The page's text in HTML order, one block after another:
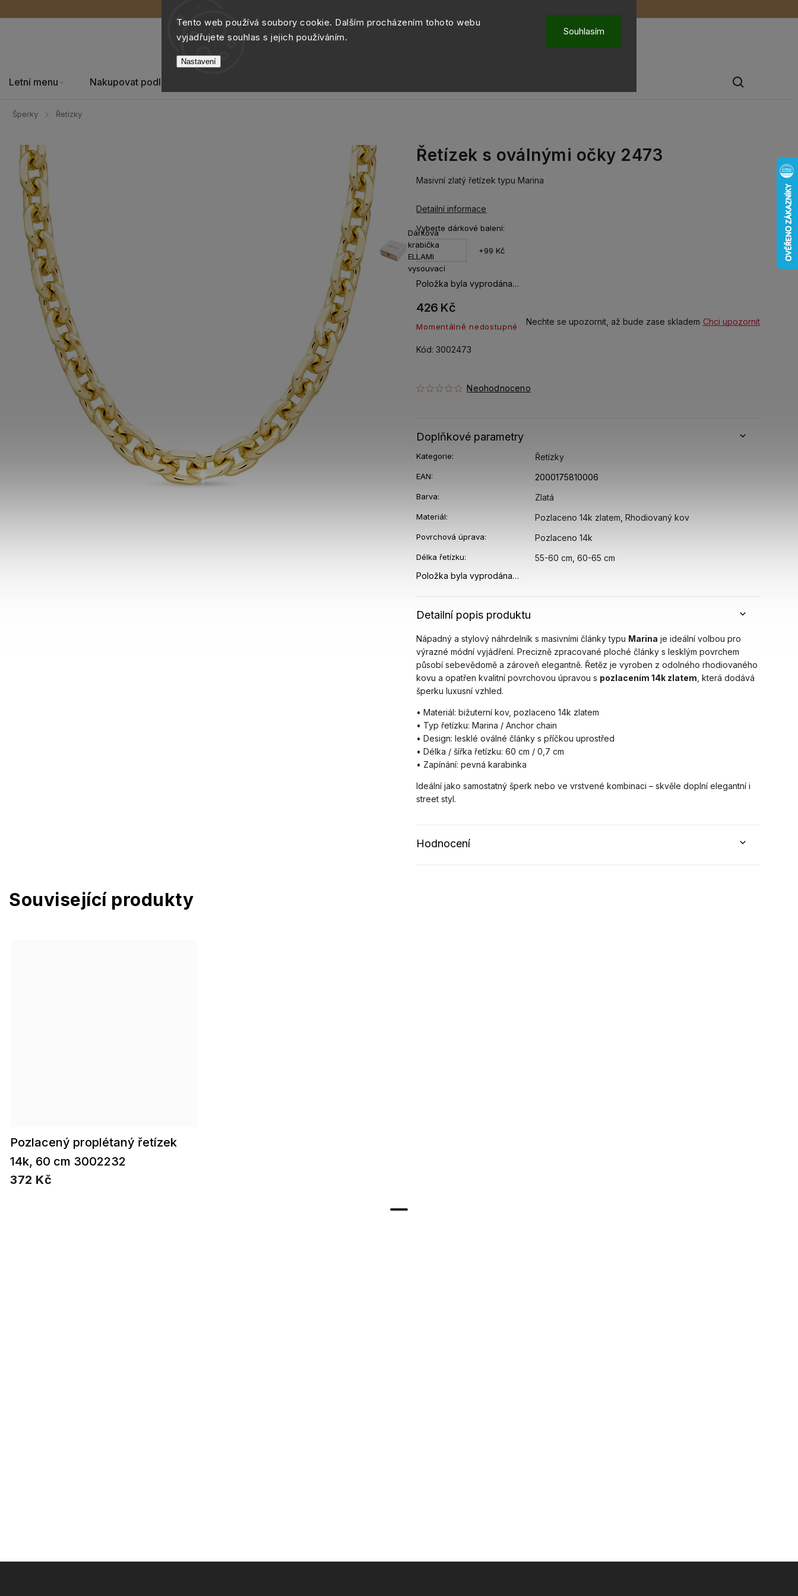
Tento web používá soubory cookie. Dalším procházením tohoto webu
vyjadřujete souhlas s jejich používáním.
Nastavení
Souhlasím
Letní menu Nakupovat podle
Šperky / Řetízky
Řetízek s oválnými očky 2473
Neohodnoceno
Kód: 3002473
426 Kč
Momentálně nedostupné Nechte se upozornit, až bude zase skladem Chci upozornit
Vyberte dárkové balení:
Dárková
krabička
ELLAMI
vysouvací
+99 Kč
Položka byla vyprodána…
Masivní zlatý řetízek typu Marina
Detailní informace
Detailní popis produktu
Nápadný a stylový náhrdelník s masivními články typu Marina je ideální volbou pro
výrazné módní vyjádření. Precizně zpracované ploché články s lesklým povrchem
působí sebevědomě a zároveň elegantně. Řetěz je vyroben z odolného rhodiovaného
kovu a opatřen kvalitní povrchovou úpravou s pozlacením 14k zlatem , která dodává
šperku luxusní vzhled.
• Materiál: bižuterní kov, pozlaceno 14k zlatem
• Typ řetízku: Marina / Anchor chain
• Design: lesklé oválné články s příčkou uprostřed
• Délka / šířka řetízku: 60 cm / 0,7 cm
• Zapínání: pevná karabinka
Ideální jako samostatný šperk nebo ve vrstvené kombinaci – skvěle doplní elegantní i
street styl.
Doplňkové parametry
Kategorie: Řetízky
EAN: 2000175810006
Barva: Zlatá
Materiál: Pozlaceno 14k zlatem ,Rhodiovaný kov
Povrchová úprava: Pozlaceno 14k
Délka řetízku: 55-60 cm ,60-65 cm
Položka byla vyprodána…
Hodnocení
Související produkty
Pozlacený proplétaný řetízek
14k, 60 cm 3002232
372 Kč